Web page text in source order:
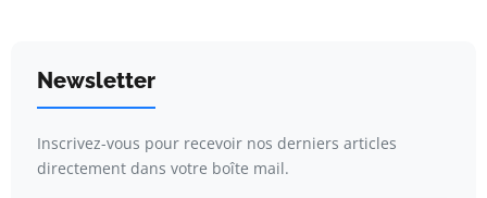
Newsletter
Inscrivez-vous pour recevoir nos derniers articles
directement dans votre boîte mail.